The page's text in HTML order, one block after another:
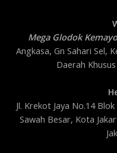
Mega Glodok
Angkasa, Gn Sahari Sel,
Daerah
Jl. Krekot Jaya No.14
Sawah Besar, Kota